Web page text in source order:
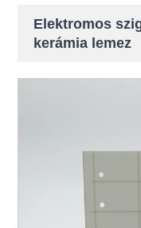
Elektromos
kerámia lemez